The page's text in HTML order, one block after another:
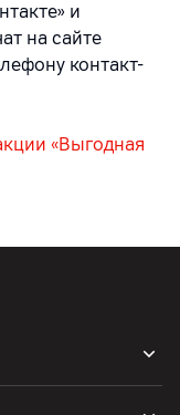
и
на сайте
контакт-
«Выгодная